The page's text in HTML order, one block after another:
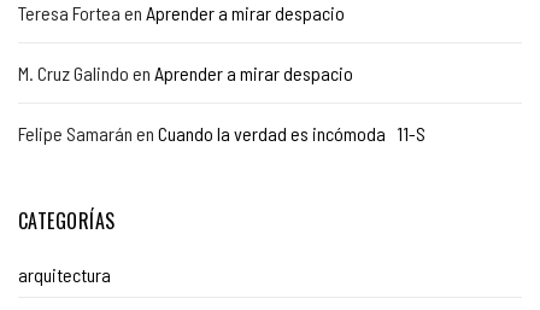
Teresa Fortea en Aprender a mirar despacio
M. Cruz Galindo en Aprender a mirar despacio
Felipe Samarán en Cuando la verdad es incómoda 11-S
CATEGORÍAS
arquitectura